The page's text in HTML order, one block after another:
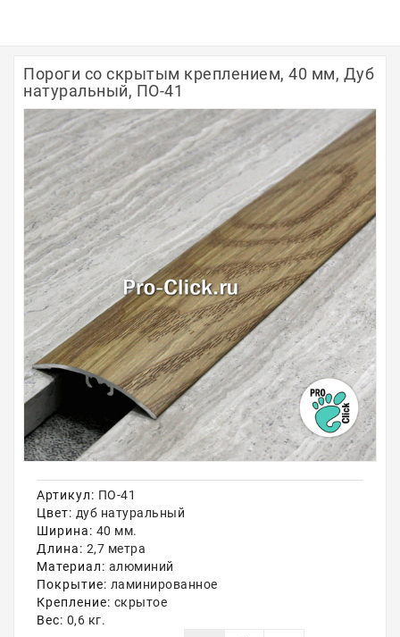
Полосы из металла
Плинтуса
Профили для стекла и SPC
Обводы для труб
Алюминиевые профили
Крепёж и крепления
Садовая мебель
Оплата
Доставка
Самовывоз
Акции
Пороги со скрытым креплением, 40 мм, Дуб
натуральный, ПО-41
Артикул: ПО-41
Цвет: дуб натуральный
Ширина: 40 мм.
Длина: 2,7 метра
Материал: алюминий
Покрытие: ламинированное
Крепление: скрытое
Вес: 0,6 кг.